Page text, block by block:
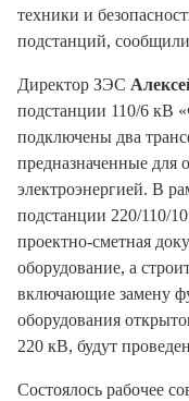
техники и
подстанций,
Директор ЗЭС
подстанции 110/6 кВ
подключены два
предназначенные для
электроэнергией. В
подстанции 220/110/
проектно-сметная
оборудование, а
включающие замену
оборудования
220 кВ, будут
Состоялось рабочее